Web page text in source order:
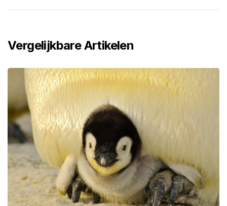
Vergelijkbare Artikelen